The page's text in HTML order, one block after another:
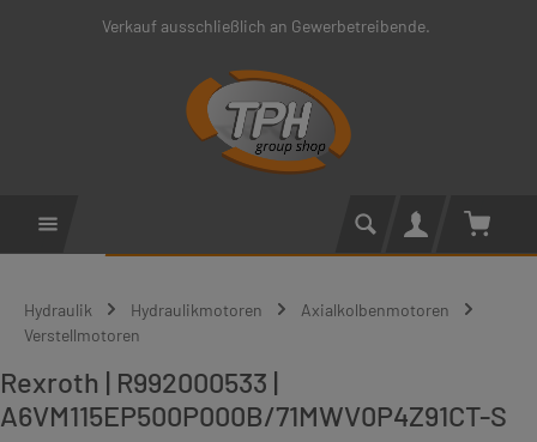
Zum Hauptinhalt springenVerkauf ausschließlich an Gewerbetreibende.
Hydraulik Hydraulikmotoren
Axialkolbenmotoren
Verstellmotoren
Rexroth | R992000533 |
A6VM115EP500P000B/71MWV0P4Z91CT-S